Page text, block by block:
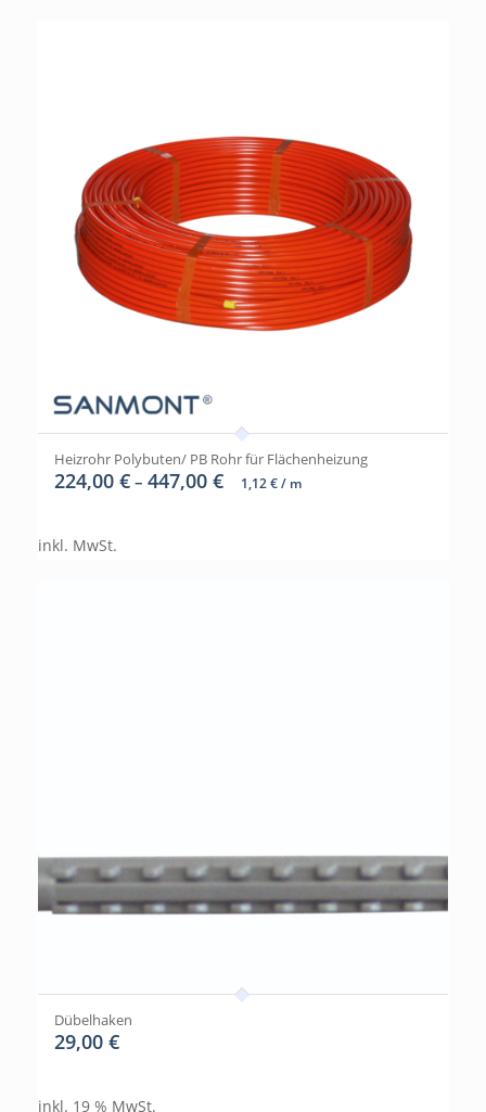
Heizrohr Polybuten/ PB Rohr für Flächenheizung
224,00 €– 447,00 € 1,12€/ m
inkl. MwSt.
Dübelhaken
29,00 €
inkl. 19 % MwSt.